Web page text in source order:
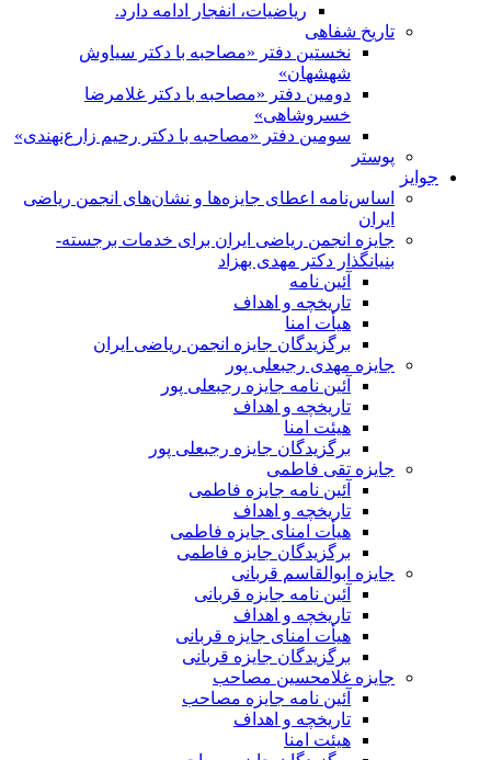
ریاضیات، انفجار ادامه دارد.
تاریخ شفاهی
نخستین دفتر «مصاحبه با دکتر سیاوش
شهشهان»
دومین دفتر «مصاحبه با دکتر غلامرضا
خسروشاهی»
سومین دفتر «مصاحبه با دکتر رحیم زارع‌نهندی»
پوستر
جوایز
اساس‌نامه اعطای جایزه‌ها و نشان‌های انجمن ریاضی
ایران
جایزه انجمن ریاضی ایران برای خدمات برجسته-
بنیانگذار دکتر مهدی بهزاد
آئین نامه
تاریخچه و اهداف
هیأت امنا
برگزیدگان جایزه انجمن ریاضی ایران
جایزه مهدی رجبعلی پور
آئین نامه جایزه رجبعلی پور
تاریخچه و اهداف
هیئت امنا
برگزیدگان جایزه رجبعلی پور
جایزه تقی فاطمی
آئین نامه جایزه فاطمی
تاریخچه و اهداف
هیأت امنای جایزه فاطمی
برگزیدگان جایزه فاطمی
جایزه ابوالقاسم قربانی
آئین نامه جایزه قربانی
تاریخچه و اهداف
هیأت امنای جایزه قربانی
برگزیدگان جایزه قربانی
جایزه غلامحسین مصاحب
آئین نامه جایزه مصاحب
تاریخچه و اهداف
هیئت امنا